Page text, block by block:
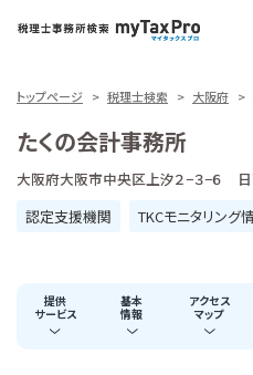
トップページ 税理士検索 大阪府
たくの会計事務所
大阪府大阪市中央区上汐２−３−６ 日
認定支援機関
TKCモニタリング
提供
サービス
基本
情報
アクセス
マップ